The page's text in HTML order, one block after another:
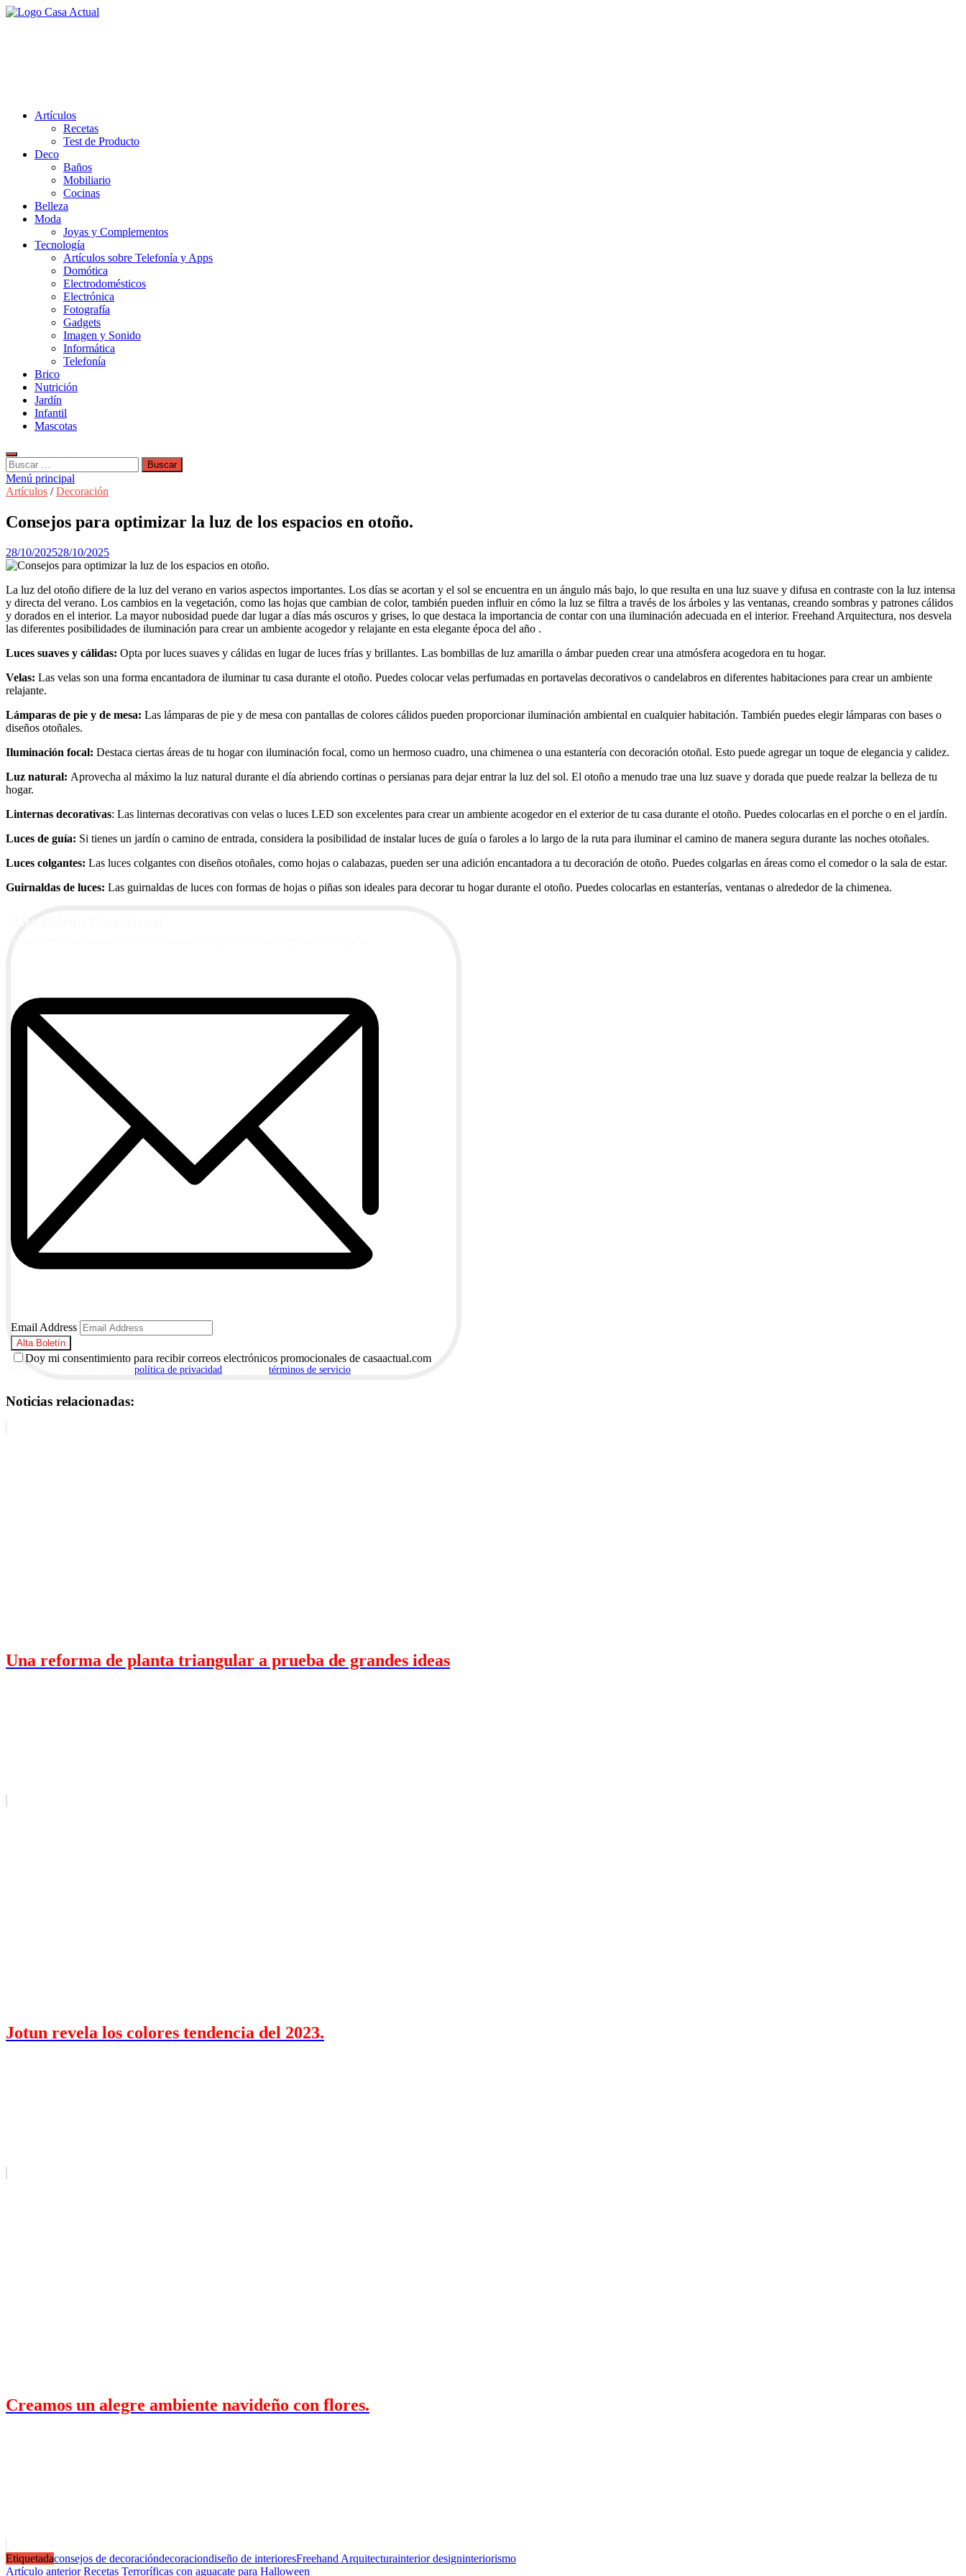
Saltar
Artículos
Recetas
Test de Producto
Deco
Baños
Mobiliario
Cocinas
Belleza
Moda
Joyas y Complementos
Tecnología
Artículos sobre Telefonía y Apps
Domótica
Electrodomésticos
Electrónica
Fotografía
Gadgets
Imagen y Sonido
Informática
Telefonía
Brico
Nutrición
Jardín
Infantil
Mascotas
Buscar:
Menú principal
Artículos /Decoración
Consejos para optimizar la luz de los espacios en otoño.
28/10/202528/10/2025
La luz del otoño difiere de la luz del verano en varios aspectos importantes. Los días se acortan y el sol se encuentra en un ángulo más bajo, lo que resulta en una luz suave y difusa en contraste con la luz intensa
y directa del verano. Los cambios en la vegetación, como las hojas que cambian de color, también pueden influir en cómo la luz se filtra a través de los árboles y las ventanas, creando sombras y patrones cálidos
y dorados en el interior. La mayor nubosidad puede dar lugar a días más oscuros y grises, lo que destaca la importancia de contar con una iluminación adecuada en el interior. Freehand Arquitectura, nos desvela
las diferentes posibilidades de iluminación para crear un ambiente acogedor y relajante en esta elegante época del año .
Luces suaves y cálidas: Opta por luces suaves y cálidas en lugar de luces frías y brillantes. Las bombillas de luz amarilla o ámbar pueden crear una atmósfera acogedora en tu hogar.
Velas: Las velas son una forma encantadora de iluminar tu casa durante el otoño. Puedes colocar velas perfumadas en portavelas decorativos o candelabros en diferentes habitaciones para crear un ambiente
relajante.
Lámparas de pie y de mesa: Las lámparas de pie y de mesa con pantallas de colores cálidos pueden proporcionar iluminación ambiental en cualquier habitación. También puedes elegir lámparas con bases o
diseños otoñales.
Iluminación focal: Destaca ciertas áreas de tu hogar con iluminación focal, como un hermoso cuadro, una chimenea o una estantería con decoración otoñal. Esto puede agregar un toque de elegancia y calidez.
Luz natural: Aprovecha al máximo la luz natural durante el día abriendo cortinas o persianas para dejar entrar la luz del sol. El otoño a menudo trae una luz suave y dorada que puede realzar la belleza de tu
hogar.
Linternas decorativas: Las linternas decorativas con velas o luces LED son excelentes para crear un ambiente acogedor en el exterior de tu casa durante el otoño. Puedes colocarlas en el porche o en el jardín.
Luces de guía: Si tienes un jardín o camino de entrada, considera la posibilidad de instalar luces de guía o faroles a lo largo de la ruta para iluminar el camino de manera segura durante las noches otoñales.
Luces colgantes: Las luces colgantes con diseños otoñales, como hojas o calabazas, pueden ser una adición encantadora a tu decoración de otoño. Puedes colgarlas en áreas como el comedor o la sala de estar.
Guirnaldas de luces: Las guirnaldas de luces con formas de hojas o piñas son ideales para decorar tu hogar durante el otoño. Puedes colocarlas en estanterías, ventanas o alrededor de la chimenea.
Email Address
Doy mi consentimiento para recibir correos electrónicos promocionales de casaactual.com
política de privacidad términos de servicio
Noticias relacionadas:
Una reforma de planta triangular a prueba de grandes ideas
Jotun revela los colores tendencia del 2023.
Creamos un alegre ambiente navideño con flores.
Etiquetadaconsejos de decoracióndecoraciondiseño de interioresFreehand Arquitecturainterior designinteriorismo
Artículo anterior Recetas Terroríficas con aguacate para Halloween